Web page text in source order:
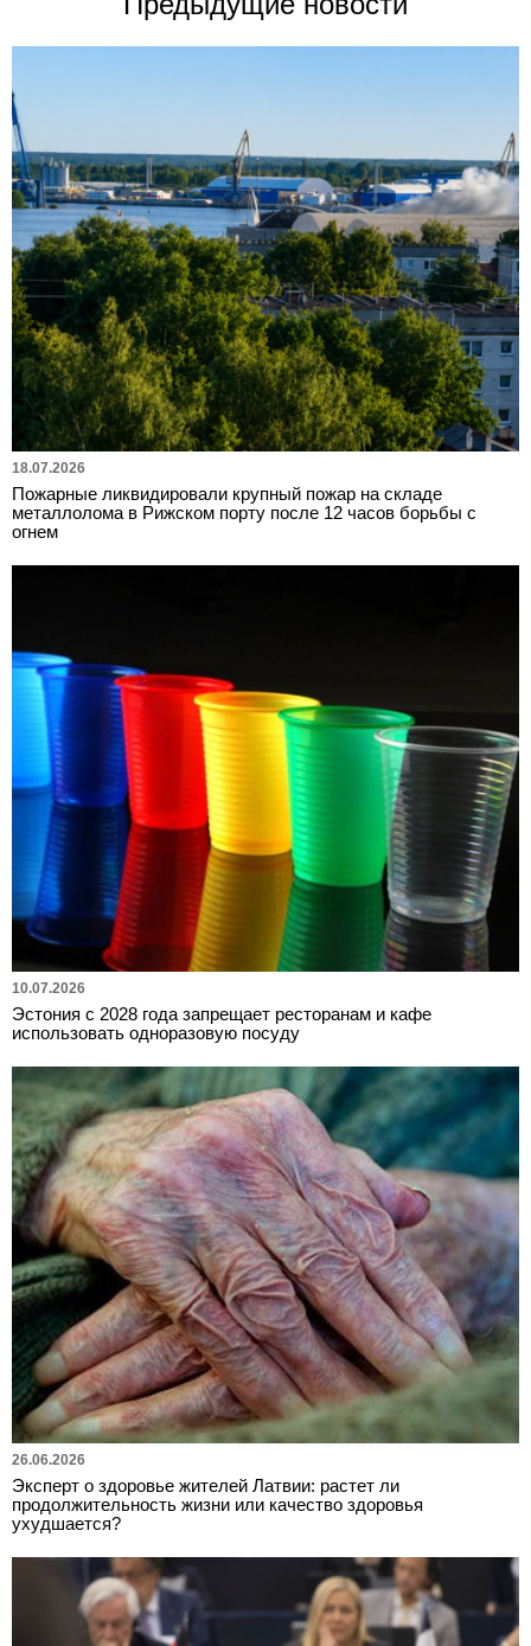
18.07.2026
Пожарные ликвидировали крупный пожар на складе
металлолома в Рижском порту после 12 часов борьбы с
огнем
10.07.2026
Эстония с 2028 года запрещает ресторанам и кафе
использовать одноразовую посуду
26.06.2026
Эксперт о здоровье жителей Латвии: растет ли
продолжительность жизни или качество здоровья
ухудшается?